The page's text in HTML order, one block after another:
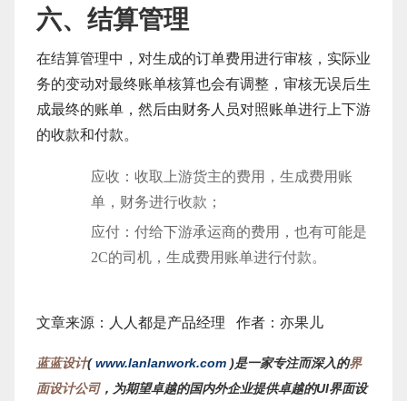
六、结算管理
在结算管理中，对生成的订单费用进行审核，实际业
务的变动对最终账单核算也会有调整，审核无误后生
成最终的账单，然后由财务人员对照账单进行上下游
的收款和付款。
应收：收取上游货主的费用，生成费用账
单，财务进行收款；
应付：付给下游承运商的费用，也有可能是
2C的司机，生成费用账单进行付款。
文章来源：人人都是产品经理 作者：亦果儿
蓝蓝设计(www.lanlanwork.com )是一家专注而深入的界
面设计公司，为期望卓越的国内外企业提供卓越的UI界面设